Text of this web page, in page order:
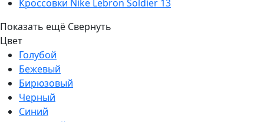
Кроссовки Nike Lebron Soldier 13
Показать ещё Свернуть
Цвет
Голубой
Бежевый
Бирюзовый
Черный
Синий